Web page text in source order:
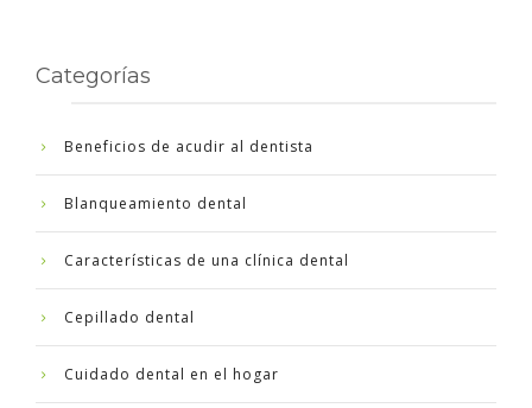
Categorías
Beneficios de acudir al dentista
Blanqueamiento dental
Características de una clínica dental
Cepillado dental
Cuidado dental en el hogar